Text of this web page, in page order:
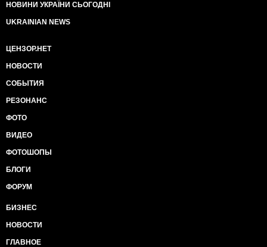
НОВИНИ УКРАЇНИ СЬОГОДНІ
UKRAINIAN NEWS
ЦЕНЗОР.НЕТ
НОВОСТИ
СОБЫТИЯ
РЕЗОНАНС
ФОТО
ВИДЕО
ФОТОШОПЫ
БЛОГИ
ФОРУМ
БИЗНЕС
НОВОСТИ
ГЛАВНОЕ